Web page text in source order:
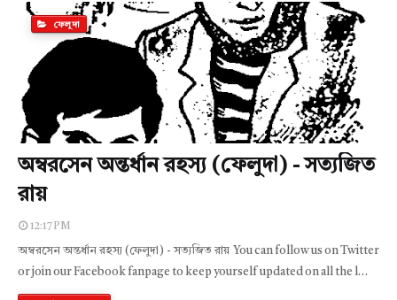
ফেলুদা
অম্বরসেন অন্তর্ধান রহস্য (ফেলুদা) - সত্যজিত
রায়
12:17 PM
অম্বরসেন অন্তর্ধান রহস্য (ফেলুদা) - সত্যজিত রায় You can follow us on Twitter
or join our Facebook fanpage to keep yourself updated on all the l…